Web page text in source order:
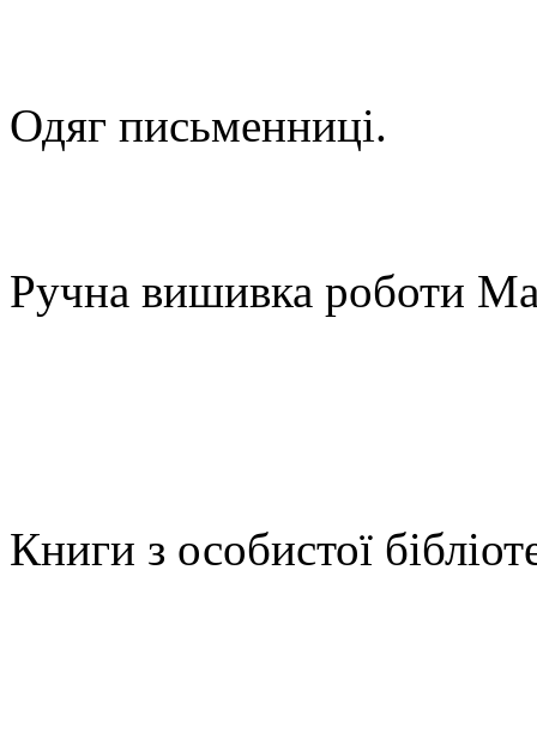
Одяг письменниці.
Ручна вишивка роботи
Книги з особистої